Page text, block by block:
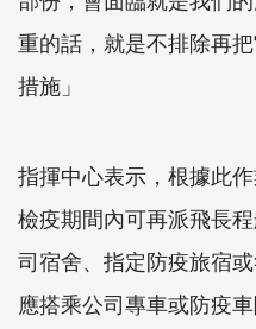
重的話，就是不排除再
措施」
指揮中心表示，根據此
檢疫期間內可再派飛長
司宿舍、指定防疫旅宿
應搭乘公司專車或防疫